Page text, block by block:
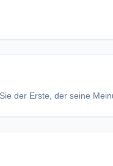
der Erste, der seine